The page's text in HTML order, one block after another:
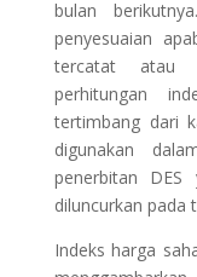
bulan
penyesuaian
tercatat atau
perhitungan
tertimbang dari
digunakan
penerbitan DES
diluncurkan pada
Indeks harga